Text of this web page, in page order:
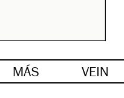
MÁS VEIN